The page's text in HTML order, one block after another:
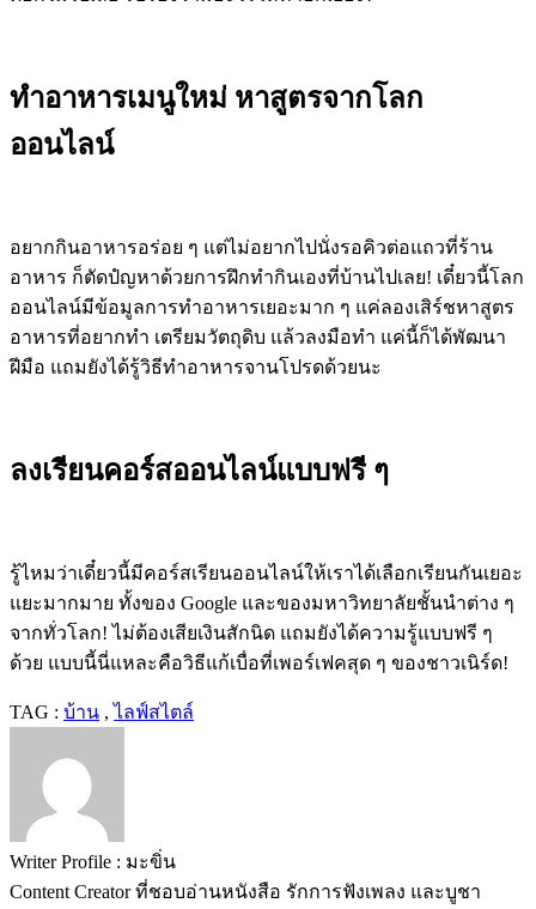
ทำอาหารเมนูใหม่ หาสูตรจากโลก
ออนไลน์
อยากกินอาหารอร่อย ๆ แต่ไม่อยากไปนั่งรอคิวต่อแถวที่ร้าน
อาหาร ก็ตัดปํญหาด้วยการฝึกทำกินเองที่บ้านไปเลย! เดี๋ยวนี้โลก
ออนไลน์มีข้อมูลการทำอาหารเยอะมาก ๆ แค่ลองเสิร์ชหาสูตร
อาหารที่อยากทำ เตรียมวัตถุดิบ แล้วลงมือทำ แค่นี้ก็ได้พัฒนา
ฝีมือ แถมยังได้รู้วิธีทำอาหารจานโปรดด้วยนะ
ลงเรียนคอร์สออนไลน์แบบฟรี ๆ
รู้ไหมว่าเดี๋ยวนี้มีคอร์สเรียนออนไลน์ให้เราได้เลือกเรียนกันเยอะ
แยะมากมาย ทั้งของ Google และของมหาวิทยาลัยชั้นนำต่าง ๆ
จากทั่วโลก! ไม่ต้องเสียเงินสักนิด แถมยังได้ความรู้แบบฟรี ๆ
ด้วย แบบนี้นี่แหละคือวิธีแก้เบื่อที่เพอร์เฟคสุด ๆ ของชาวเนิร์ด!
TAG : บ้าน ,ไลฟ์สไตล์
Writer Profile : มะขิ่น
Content Creator ที่ชอบอ่านหนังสือ รักการฟังเพลง และบูชา